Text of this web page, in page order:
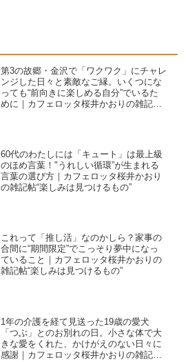
第3の故郷・金沢で「ワクワク」にチャレ
ンジした日々と素敵なご縁。いくつにな
っても“前向きに楽しめる自分”でいるた
めに｜カフェロッタ桜井かおりの雑記
60代のわたしには「キュート」は最上級
のほめ言葉！"うれしい循環”が生まれる
言葉の選び方｜カフェロッタ桜井かおり
の雑記帖“楽しみは見つけるもの”
これって「推し活」なのかしら？家事の
合間に“期間限定”でこっそり夢中になっ
ていること｜カフェロッタ桜井かおりの
雑記帖“楽しみは見つけるもの”
1年の介護を経て見送った19歳の愛犬
「つぶ」とのお別れの日。小さな体で大
きな愛をくれた、かけがえのない日々に
感謝｜カフェロッタ桜井かおりの雑記